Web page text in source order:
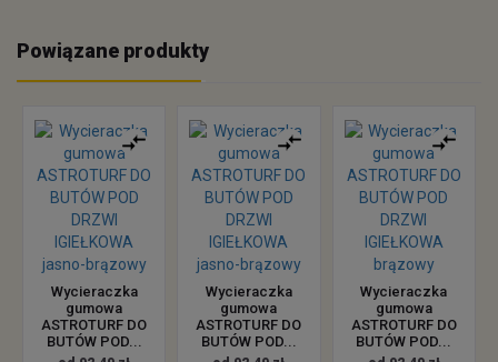
Powiązane produkty
Wycieraczka
gumowa
ASTROTURF DO
BUTÓW POD...
Wycieraczka
gumowa
ASTROTURF DO
BUTÓW POD...
Wycieraczka
gumowa
ASTROTURF DO
BUTÓW POD...